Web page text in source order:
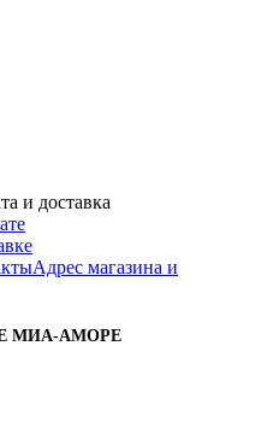
и доставка
Адрес магазина и
МИА-АМОРЕ